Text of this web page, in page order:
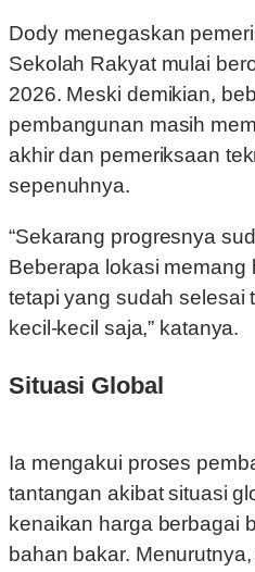
Dody menegaskan
Sekolah Rakyat mulai
2026. Meski demikian,
pembangunan masih
akhir dan pemeriksaan
sepenuhnya.
“Sekarang progresnya
Beberapa lokasi memang
tetapi yang sudah selesai
kecil-kecil saja,” katanya.
Situasi Global
Ia mengakui proses
tantangan akibat situasi
kenaikan harga berbagai
bahan bakar.